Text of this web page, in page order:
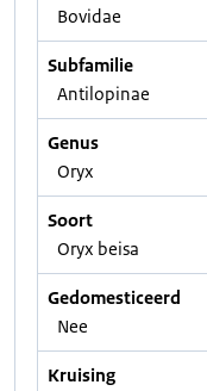
Bovidae
Subfamilie
Antilopinae
Genus
Oryx
Soort
Oryx beisa
Gedomesticeerd
Nee
Kruising